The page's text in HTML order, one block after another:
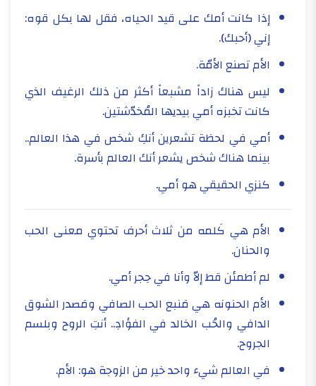
إذا كانت أمك على قيد الحياه، فقل لها بكل قوه:
إني (أحبك).
الأم تصنع الأمّة.
ليس هناك زاداً مشبعاً أكثر من ذلك الرغيف الذي
كانت تخبزه أمي بيديها المُخدّشتين.
أمي في لحظة تشعرين أنكِ شخص في هذا العالم..
بينما هناك شخص يشعر أنك العالم بأسرة.
كنزي الحقيقي هو أمي.
الأم هي كَلمه من ثلاث أحرف تحتوي معنى الحب
والحنان.
لم أطمئن قط إلاّ وأنا في حِجر أمي.
الأم الحنونه هي مَنبع الحب الصافي ومَصدر الشوق
الدافي والحُب الخالد في الفؤادِ.. أنتِ الروح وبلسم
الجروح.
في العالم شيء واحد خير من الزوجة هو: الأم.